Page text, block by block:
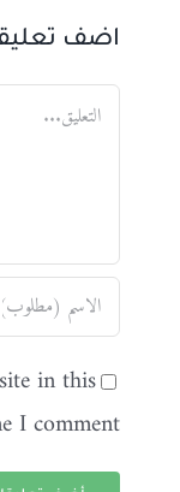
اضف
تعليق
in this
I comment.